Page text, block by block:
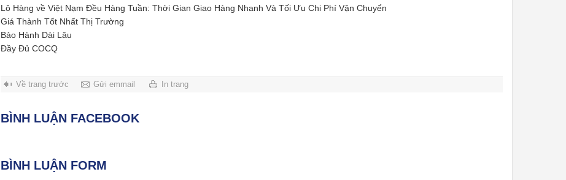
Lô Hàng về Việt Nạm Đều Hàng Tuần: Thời Gian Giao Hàng Nhanh Và Tối Ưu Chi Phí Vận Chuyển
Giá Thành Tốt Nhất Thị Trường
Bảo Hành Dài Lâu
Đầy Đủ COCQ
Về trang trước Gửi emmail In trang
BÌNH LUẬN FACEBOOK
BÌNH LUẬN FORM